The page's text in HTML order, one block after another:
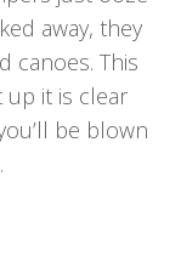
away, they
canoes. This
it is clear
be blown